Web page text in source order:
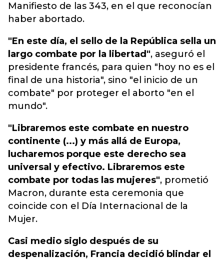
Manifiesto de las 343, en el que reconocían
haber abortado.
"En este día, el sello de la República sella un
largo combate por la libertad", aseguró el
presidente francés, para quien "hoy no es el
final de una historia", sino "el inicio de un
combate" por proteger el aborto "en el
mundo".
"Libraremos este combate en nuestro
continente (...) y más allá de Europa,
lucharemos porque este derecho sea
universal y efectivo. Libraremos este
combate por todas las mujeres", prometió
Macron, durante esta ceremonia que
coincide con el Día Internacional de la
Mujer.
Casi medio siglo después de su
despenalización, Francia decidió blindar el